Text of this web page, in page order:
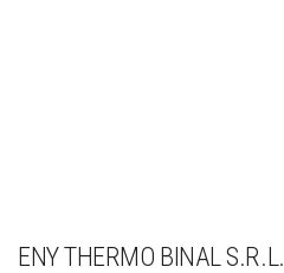
ENY THERMO BINAL S.R.L.